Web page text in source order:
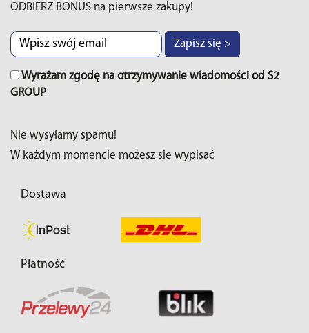
ODBIERZ BONUS na pierwsze zakupy!
Zapisz się >
Wyrażam zgodę na otrzymywanie wiadomości od S2
GROUP
Nie wysyłamy spamu!
W każdym momencie możesz sie wypisać
Dostawa
Płatność